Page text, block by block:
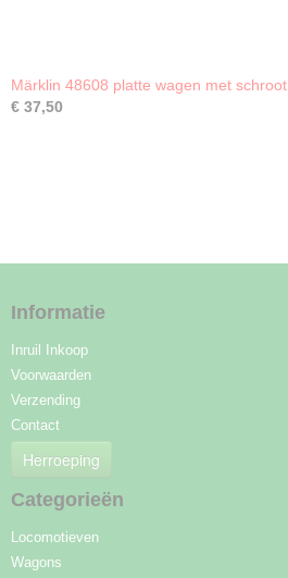
Märklin 48608 platte wagen met schroot
€ 37,50
Informatie
Inruil Inkoop
Voorwaarden
Verzending
Contact
Herroeping
Categorieën
Locomotieven
Wagons